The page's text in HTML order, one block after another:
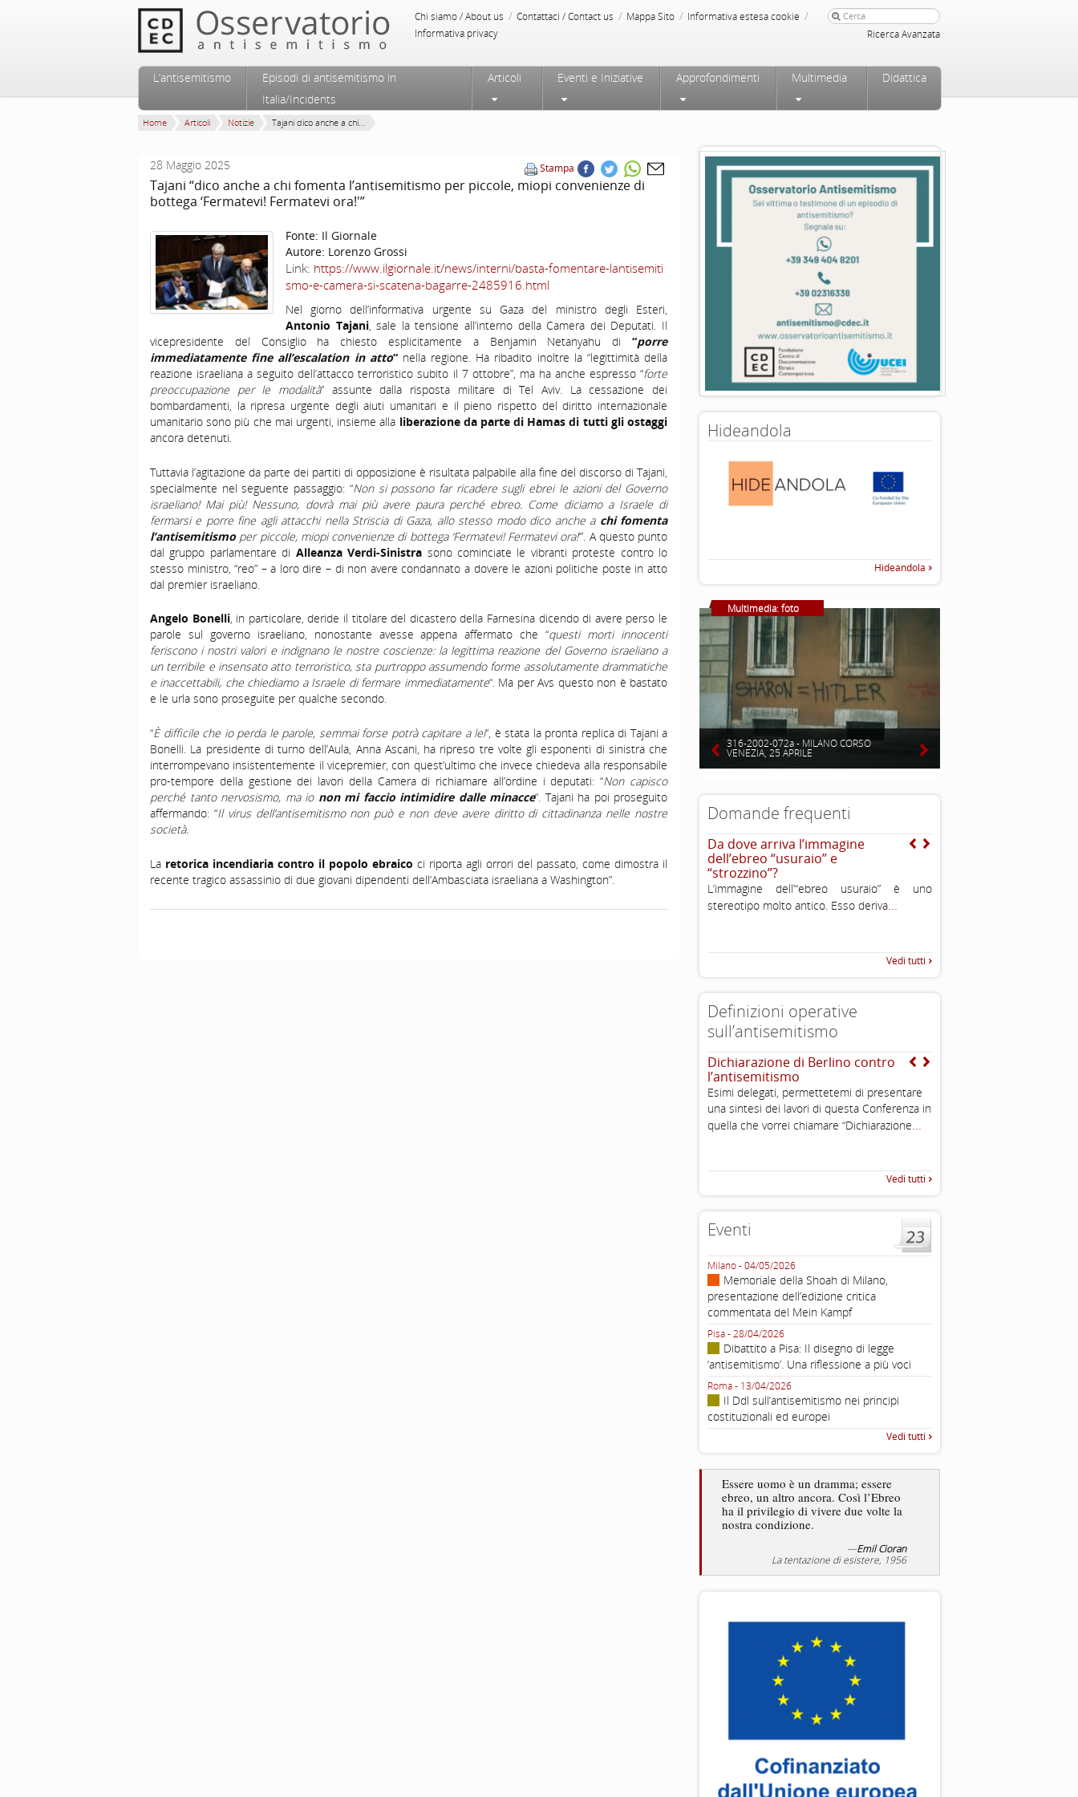
Chi siamo / About us / Contattaci / Contact us / Mappa Sito / Informativa estesa cookie /
Informativa privacy Ricerca Avanzata
Menu principale
Vai al contenuto principale
Vai al contenuto secondario
L’antisemitismo
Episodi di antisemitismo in
Italia/Incidents
Articoli Eventi e Iniziative Approfondimenti Multimedia Didattica
Home Articoli Notizie Tajani dico anche a chi...
Stampa
28 Maggio 2025
Tajani “dico anche a chi fomenta l’antisemitismo per piccole, miopi convenienze di
bottega ‘Fermatevi! Fermatevi ora!'”
Fonte: Il Giornale
Autore: Lorenzo Grossi
Link: https://www.ilgiornale.it/news/interni/basta-fomentare-lantisemiti
smo-e-camera-si-scatena-bagarre-2485916.html
Nel giorno dell’informativa urgente su Gaza del ministro degli Esteri,
Antonio Tajani, sale la tensione all’interno della Camera dei Deputati. Il
vicepresidente del Consiglio ha chiesto esplicitamente a Benjamin Netanyahu di “porre
immediatamente fine all’escalation in atto“nella regione. Ha ribadito inoltre la “legittimità della
reazione israeliana a seguito dell’attacco terroristico subito il 7 ottobre”, ma ha anche espresso “forte
preoccupazione per le modalità” assunte dalla risposta militare di Tel Aviv. La cessazione dei
bombardamenti, la ripresa urgente degli aiuti umanitari e il pieno rispetto del diritto internazionale
umanitario sono più che mai urgenti, insieme alla liberazione da parte di Hamas di tutti gli ostaggi
ancora detenuti.
Tuttavia l’agitazione da parte dei partiti di opposizione è risultata palpabile alla fine del discorso di Tajani,
specialmente nel seguente passaggio: “Non si possono far ricadere sugli ebrei le azioni del Governo
israeliano! Mai più! Nessuno, dovrà mai più avere paura perché ebreo. Come diciamo a Israele di
fermarsi e porre fine agli attacchi nella Striscia di Gaza, allo stesso modo dico anche a chi fomenta
l’antisemitismoper piccole, miopi convenienze di bottega ‘Fermatevi! Fermatevi ora!‘”. A questo punto
dal gruppo parlamentare di Alleanza Verdi-Sinistra sono cominciate le vibranti proteste contro lo
stesso ministro, “reo” – a loro dire – di non avere condannato a dovere le azioni politiche poste in atto
dal premier israeliano.
Angelo Bonelli, in particolare, deride il titolare del dicastero della Farnesina dicendo di avere perso le
parole sul governo israeliano, nonostante avesse appena affermato che “questi morti innocenti
feriscono i nostri valori e indignano le nostre coscienze: la legittima reazione del Governo israeliano a
un terribile e insensato atto terroristico, sta purtroppo assumendo forme assolutamente drammatiche
e inaccettabili, che chiediamo a Israele di fermare immediatamente“. Ma per Avs questo non è bastato
e le urla sono proseguite per qualche secondo.
“È difficile che io perda le parole, semmai forse potrà capitare a lei“, è stata la pronta replica di Tajani a
Bonelli. La presidente di turno dell’Aula, Anna Ascani, ha ripreso tre volte gli esponenti di sinistra che
interrompevano insistentemente il vicepremier, con quest’ultimo che invece chiedeva alla responsabile
pro-tempore della gestione dei lavori della Camera di richiamare all’ordine i deputati: “Non capisco
perché tanto nervosismo, ma io non mi faccio intimidire dalle minacce“. Tajani ha poi proseguito
affermando: “Il virus dell’antisemitismo non può e non deve avere diritto di cittadinanza nelle nostre
società.
La retorica incendiaria contro il popolo ebraico ci riporta agli orrori del passato, come dimostra il
recente tragico assassinio di due giovani dipendenti dell’Ambasciata israeliana a Washington”.
Hideandola
Hideandola
Multimedia: foto
316-2002-072a - MILANO CORSO
VENEZIA, 25 APRILE
Domande frequenti
Da dove arriva l’immagine
dell’ebreo “usuraio” e
“strozzino”?
L’immagine dell’“ebreo usuraio” è uno
stereotipo molto antico. Esso deriva...
Vedi tutti
Definizioni operative
sull’antisemitismo
Dichiarazione di Berlino contro
l’antisemitismo
Esimi delegati, permettetemi di presentare
una sintesi dei lavori di questa Conferenza in
quella che vorrei chiamare “Dichiarazione...
Vedi tutti
Eventi
Milano - 04/05/2026
Memoriale della Shoah di Milano,
presentazione dell’edizione critica
commentata del Mein Kampf
Pisa - 28/04/2026
Dibattito a Pisa: Il disegno di legge
‘antisemitismo’. Una riflessione a più voci
Roma - 13/04/2026
Il Ddl sull’antisemitismo nei principi
costituzionali ed europei
Vedi tutti
Essere uomo è un dramma; essere
ebreo, un altro ancora. Così l’Ebreo
ha il privilegio di vivere due volte la
nostra condizione.
—Emil Cioran
La tentazione di esistere, 1956